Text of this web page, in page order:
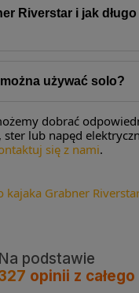
Riverstar i jak
używać solo?
dobrać
ster lub napęd
się z nami.
kajaka Grabner
Na podstawie
opinii z